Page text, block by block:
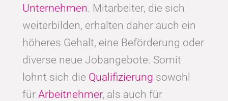
Unternehmen. Mitarbeiter, die sich
weiterbilden, erhalten daher auch ein
höheres Gehalt, eine Beförderung oder
diverse neue Jobangebote. Somit
lohnt sich die Qualifizierung sowohl
für Arbeitnehmer, als auch für